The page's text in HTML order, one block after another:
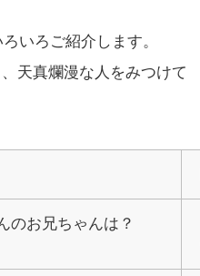
いろご紹介します。
天真爛漫な人をみつけて
のお兄ちゃんは？